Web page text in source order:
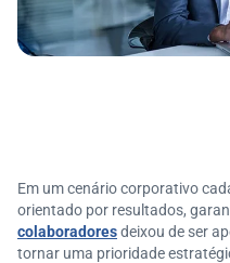
Em um cenário corporativo
orientado por resultados,
colaboradoresdeixou de ser
tornar uma prioridade